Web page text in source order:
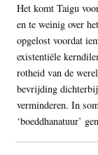
Het komt Taigu
en te weinig over
opgelost voordat
existentiële
rotheid van de
bevrijding
verminderen. In
‘boeddhanatuur’